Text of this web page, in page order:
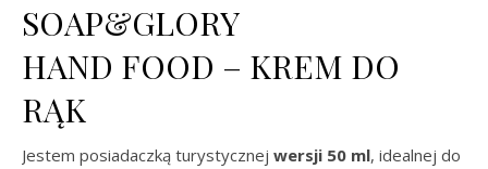
SOAP&GLORY
HAND FOOD – KREM DO
RĄK
Jestem posiadaczką turystycznej wersji 50 ml, idealnej do